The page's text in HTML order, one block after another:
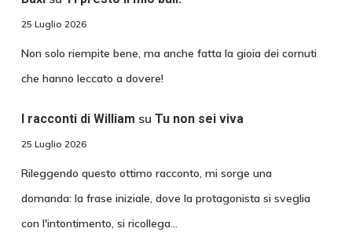
25 Luglio 2026
Non solo riempite bene, ma anche fatta la gioia dei cornuti
che hanno leccato a dovere!
I racconti di William su Tu non sei viva
25 Luglio 2026
Rileggendo questo ottimo racconto, mi sorge una
domanda: la frase iniziale, dove la protagonista si sveglia
con l'intontimento, si ricollega…